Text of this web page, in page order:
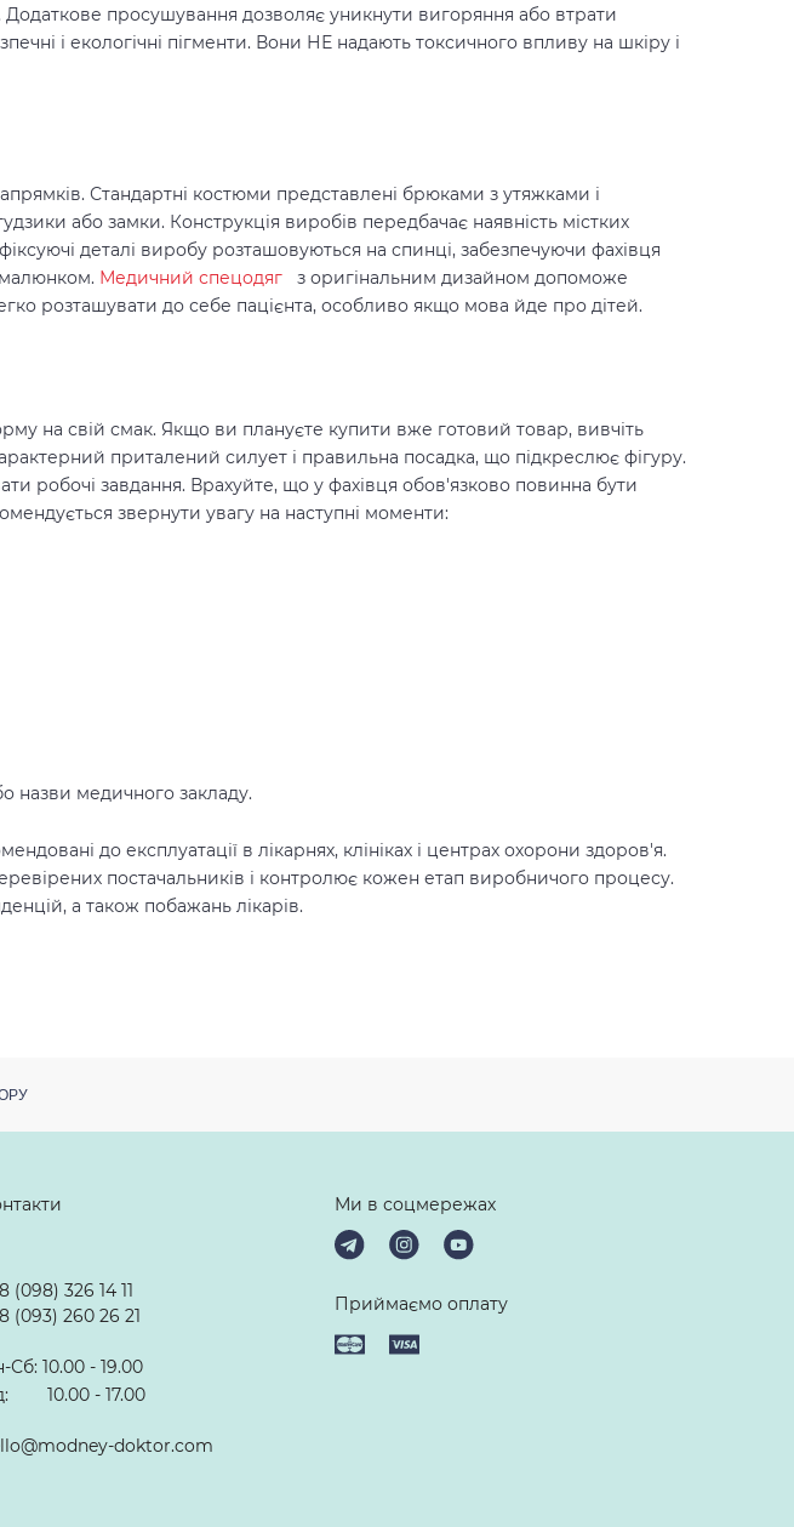
просушування дозволяє уникнути вигоряння або втрати
і екологічні пігменти. Вони НЕ надають токсичного впливу на шкіру і
Стандартні костюми представлені брюками з утяжками і
або замки. Конструкція виробів передбачає наявність містких
деталі виробу розташовуються на спинці, забезпечуючи фахівця
Медичний спецодяг
з оригінальним дизайном допоможе
розташувати до себе пацієнта, особливо якщо мова йде про дітей.
на свій смак. Якщо ви плануєте купити вже готовий товар, вивчіть
приталений силует і правильна посадка, що підкреслює фігуру.
робочі завдання. Врахуйте, що у фахівця обов'язково повинна бути
звернути увагу на наступні моменти:
назви медичного закладу.
до експлуатації в лікарнях, клініках і центрах охорони здоров'я.
постачальників і контролює кожен етап виробничого процесу.
а також побажань лікарів.
(098) 326 14 11
(093) 260 26 21
Сб: 10.00 - 19.00
10.00 - 17.00
doktor.com
Ми в соцмережах
Приймаємо оплату